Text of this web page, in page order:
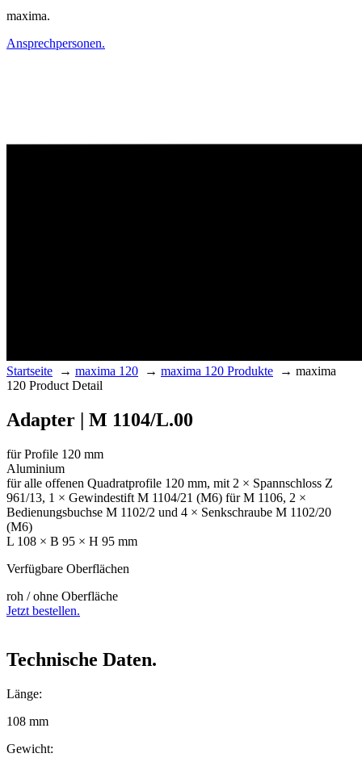
maxima.
Ansprechpersonen.
Startseite → maxima 120 → maxima 120 Produkte → maxima
120 Product Detail
Adapter | M 1104/L.00
für Profile 120 mm
Aluminium
für alle offenen Quadratprofile 120 mm, mit 2 × Spannschloss Z
961/13, 1 × Gewindestift M 1104/21 (M6) für M 1106, 2 ×
Bedienungsbuchse M 1102/2 und 4 × Senkschraube M 1102/20
(M6)
L 108 × B 95 × H 95 mm
Verfügbare Oberflächen
roh / ohne Oberfläche
Jetzt bestellen.
Technische Daten.
Länge:
108 mm
Gewicht: